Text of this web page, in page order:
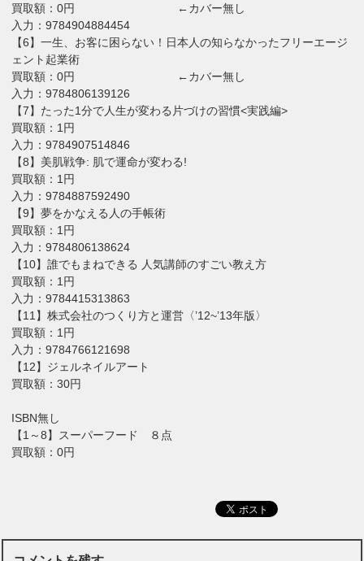
買取額：0円 ←カバー無し
入力：9784904884454
【6】一生、お客に困らない！日本人の知らなかったフリーエージ
ェント起業術
買取額：0円 ←カバー無し
入力：9784806139126
【7】たった1分で人生が変わる片づけの習慣<実践編>
買取額：1円
入力：9784907514846
【8】美肌戦争: 肌で運命が変わる!
買取額：1円
入力：9784887592490
【9】夢をかなえる人の手帳術
買取額：1円
入力：9784806138624
【10】誰でもまねできる 人気講師のすごい教え方
買取額：1円
入力：9784415313863
【11】株式会社のつくり方と運営〈’12~’13年版〉
買取額：1円
入力：9784766121698
【12】ジェルネイルアート
買取額：30円
ISBN無し
【1～8】スーパーフード ８点
買取額：0円